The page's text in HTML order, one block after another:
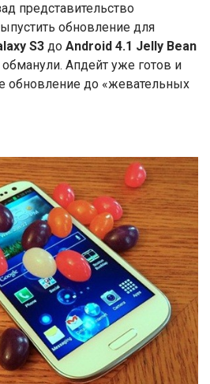
представительство
обновление для
S3 до Android 4.1 Jelly Bean
обманули. Апдейт уже готов и
обновление до «жевательных